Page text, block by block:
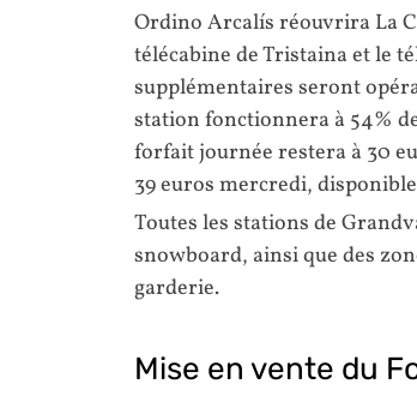
Ordino Arcalís réouvrira La
télécabine de Tristaina et le
supplémentaires seront
station fonctionnera à 54%
forfait journée restera à 30
39 euros mercredi,
Toutes les stations de
snowboard, ainsi que des
garderie.
Mise en vente du